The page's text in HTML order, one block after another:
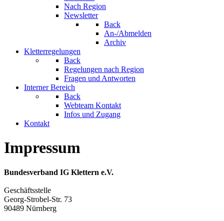
Nach Region
Newsletter
Back
An-/Abmelden
Archiv
Kletterregelungen
Back
Regelungen nach Region
Fragen und Antworten
Interner Bereich
Back
Webteam Kontakt
Infos und Zugang
Kontakt
Impressum
Bundesverband IG Klettern e.V.
Geschäftsstelle
Georg-Strobel-Str. 73
90489 Nürnberg